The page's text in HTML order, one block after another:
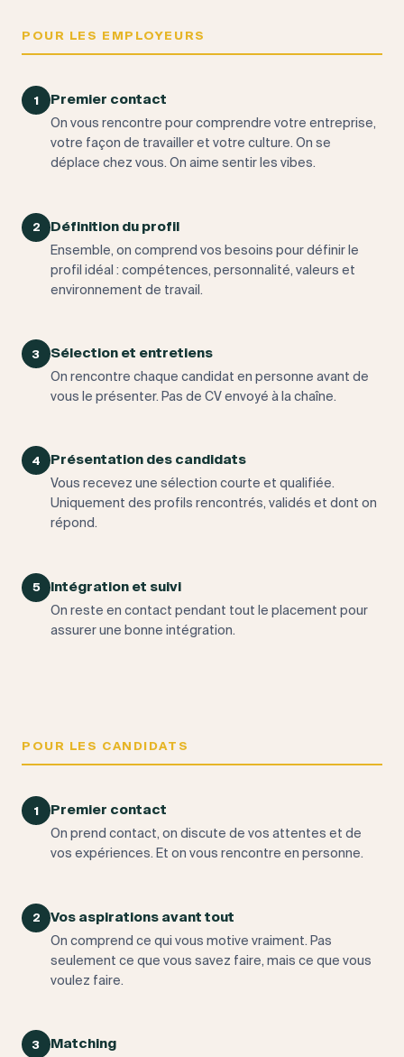
POUR LES EMPLOYEURS
1 Premier contact
On vous rencontre pour comprendre votre entreprise,
votre façon de travailler et votre culture. On se
déplace chez vous. On aime sentir les vibes.
2 Définition du profil
Ensemble, on comprend vos besoins pour définir le
profil idéal : compétences, personnalité, valeurs et
environnement de travail.
3 Sélection et entretiens
On rencontre chaque candidat en personne avant de
vous le présenter. Pas de CV envoyé à la chaîne.
4 Présentation des candidats
Vous recevez une sélection courte et qualifiée.
Uniquement des profils rencontrés, validés et dont on
répond.
5 Intégration et suivi
On reste en contact pendant tout le placement pour
assurer une bonne intégration.
POUR LES CANDIDATS
1 Premier contact
On prend contact, on discute de vos attentes et de
vos expériences. Et on vous rencontre en personne.
2 Vos aspirations avant tout
On comprend ce qui vous motive vraiment. Pas
seulement ce que vous savez faire, mais ce que vous
voulez faire.
3 Matching